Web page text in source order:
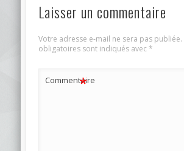
Laisser un commentaire
Votre adresse e-mail ne sera pas publiée.
obligatoires sont indiqués avec*
Commentaire
*